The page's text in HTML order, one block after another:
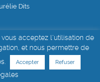
Dits
acceptez l'utilisation de
et nous permettre de
Accepter Refuser